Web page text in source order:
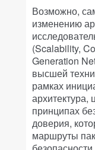
Возможно,
изменению
(Scalability,
Generation
высшей
рамках
архитектура,
принципах
доверия,
маршруты